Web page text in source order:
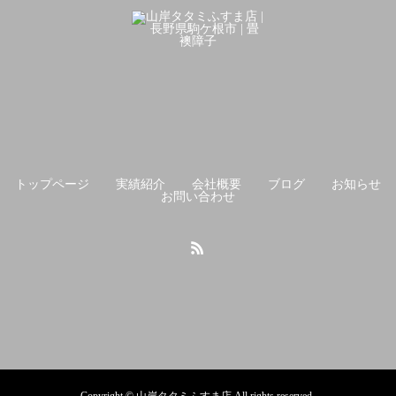
トップページ 実績紹介 会社概要 ブログ
お知らせ
お問い合わせ